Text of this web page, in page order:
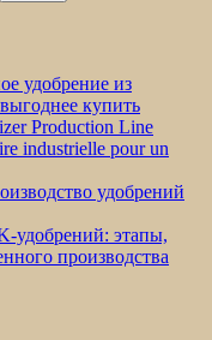
удобрение из
купить
Production Line
industrielle pour un
удобрений
удобрений: этапы,
производства